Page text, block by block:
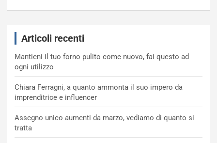
Articoli recenti
Mantieni il tuo forno pulito come nuovo, fai questo ad
ogni utilizzo
Chiara Ferragni, a quanto ammonta il suo impero da
imprenditrice e influencer
Assegno unico aumenti da marzo, vediamo di quanto si
tratta